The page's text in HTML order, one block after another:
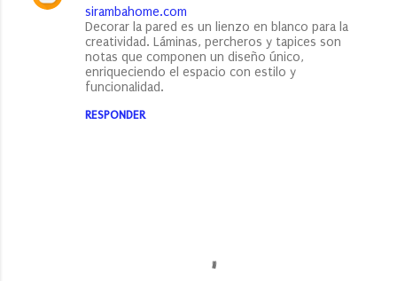
sirambahome.com
Decorar la pared es un lienzo en blanco para la
creatividad. Láminas, percheros y tapices son
notas que componen un diseño único,
enriqueciendo el espacio con estilo y
funcionalidad.
RESPONDER